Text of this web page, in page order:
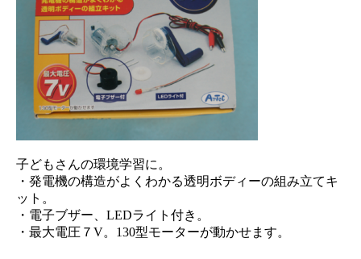
子どもさんの環境学習に。
・発電機の構造がよくわかる透明ボディーの組み立てキ
ット。
・電子ブザー、LEDライト付き。
・最大電圧７V。130型モーターが動かせます。